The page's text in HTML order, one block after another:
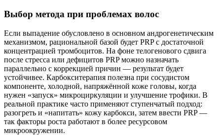
Выбор метода при проблемах волос
Если выпадение обусловлено в основном андрогенетическим
механизмом, рациональной базой будет PRP с достаточной
концентрацией тромбоцитов. На фоне телогенового сдвига
после стресса или дефицитов PRP можно назначать
параллельно с коррекцией причин — результат будет
устойчивее. Карбокситерапия полезна при сосудистом
компоненте, холодной, напряжённой коже головы, когда
нужен «запуск» микроциркуляции и улучшение трофики. В
реальной практике часто применяют ступенчатый подход:
разогреть и «напитать» кожу карбокси, затем ввести PRP —
так факторы роста работают в более ресурсовом
микроокружении.